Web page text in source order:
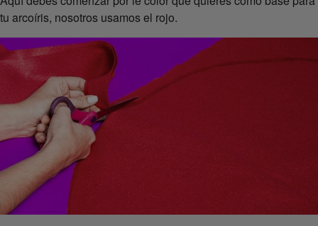
tu arcoíris, nosotros usamos el rojo.